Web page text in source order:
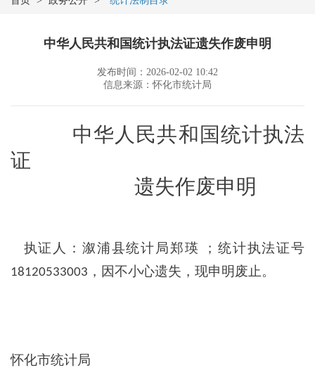
中华人民共和国统计执法证遗失作废申明
发布时间：2026-02-02 10:42
信息来源：怀化市统计局
中华人民共和国统计执法
证
遗失作废申明
执证人：溆浦县统计局郑瑛 ；统计执法证号
18120533003 ，因不小心遗失，现申明废止。
怀化市统计局